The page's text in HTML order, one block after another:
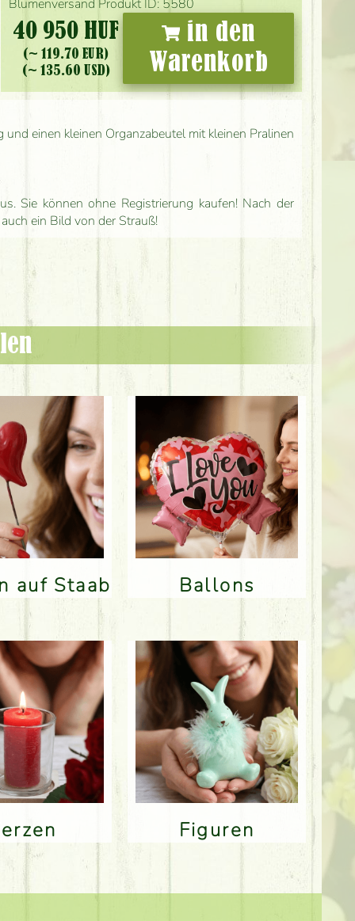
Blumenversand Produkt ID: 5580
40 950 HUF
(~ 119.70 EUR)
(~ 135.60 USD)
in den
Warenkorb
einen kleinen Organzabeutel mit kleinen Pralinen
Sie können ohne Registrierung kaufen! Nach der
ein Bild von der Strauß!
auf Staab Ballons
Kerzen Figuren